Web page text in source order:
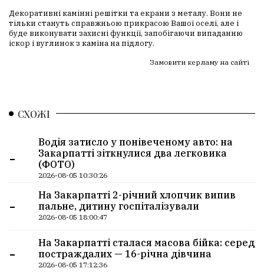
Декоративні камінні решітки та екрани з металу. Вони не
тільки стануть справжньою прикрасою Вашої оселі, але і
буде виконувати захисні функції, запобігаючи випаданню
іскор і вуглинок з каміна на підлогу.
Замовити керламу на сайті
СХОЖІ
-
Водія затисло у понівеченому авто: на
Закарпатті зіткнулися два легковика
(ФОТО)
2026-08-05 10:30:26
-
На Закарпатті 2-річний хлопчик випив
пальне, дитину госпіталізували
2026-08-05 18:00:47
-
На Закарпатті сталася масова бійка: серед
постраждалих — 16-річна дівчина
2026-08-05 17:12:36